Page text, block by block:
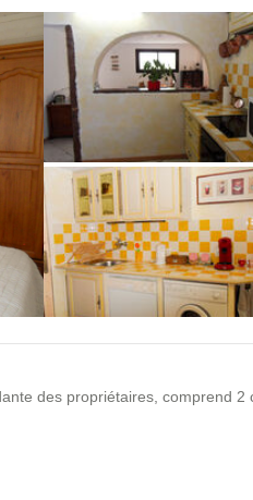
des propriétaires, comprend 2